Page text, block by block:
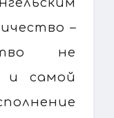
–
не
и самой